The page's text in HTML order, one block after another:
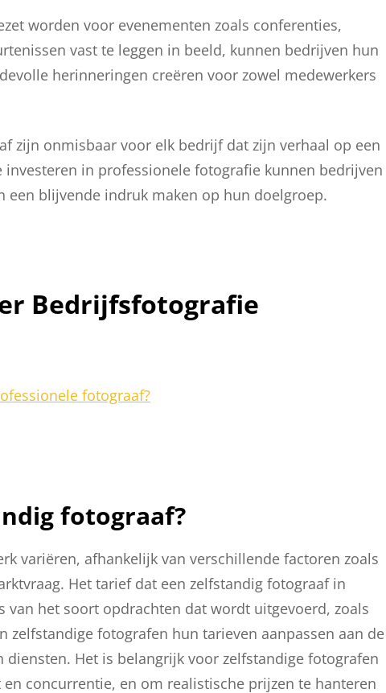
worden voor evenementen zoals conferenties,
vast te leggen in beeld, kunnen bedrijven hun
herinneringen creëren voor zowel medewerkers
zijn onmisbaar voor elk bedrijf dat zijn verhaal op een
in professionele fotografie kunnen bedrijven
een blijvende indruk maken op hun doelgroep.
Bedrijfsfotografie
fotograaf?
fotograaf?
variëren, afhankelijk van verschillende factoren zoals
Het tarief dat een zelfstandig fotograaf in
van het soort opdrachten dat wordt uitgevoerd, zoals
fotografen hun tarieven aanpassen aan de
Het is belangrijk voor zelfstandige fotografen
concurrentie, en om realistische prijzen te hanteren